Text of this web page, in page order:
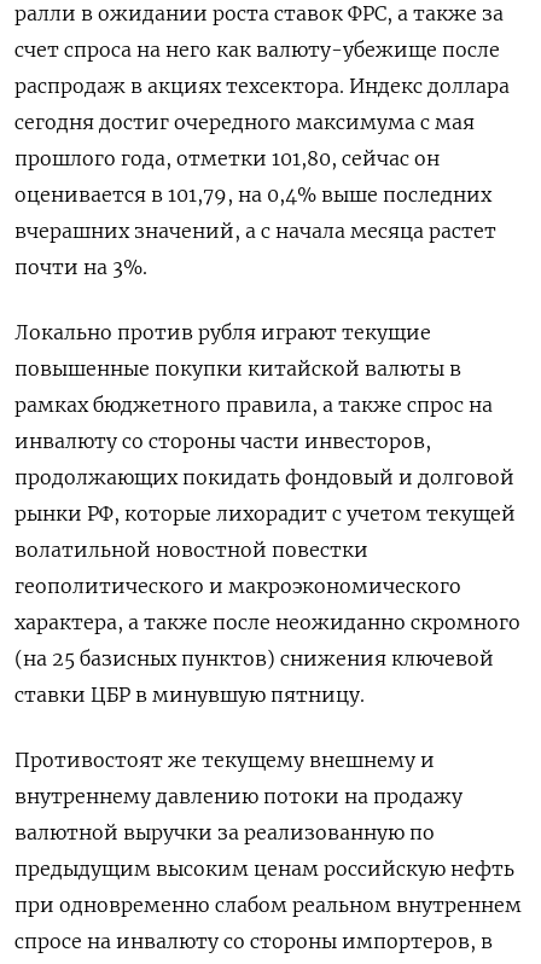
ралли ​в ожидании роста ставок ФРС, ‌а также за
счет спроса на него как валюту-убежище после
распродаж в акциях техсектора. Индекс доллара
сегодня достиг ​очередного максимума с мая
прошлого года, отметки 101,80, сейчас он
оценивается в 101,79, на 0,4% выше последних
вчерашних значений, а с начала месяца растет
почти на 3%.
Локально против рубля играют текущие
повышенные покупки китайской валюты в
рамках бюджетного правила, а также спрос на
инвалюту со стороны части инвесторов,
продолжающих покидать фондовый и долговой
рынки РФ, которые лихорадит с учетом текущей
волатильной новостной повестки
геополитического и макроэкономического
характера, а также после неожиданно скромного
(на 25 базисных пунктов) снижения ​ключевой
ставки ЦБР в минувшую пятницу.
Противостоят ⁠же текущему внешнему и
внутреннему давлению потоки на продажу
валютной выручки за реализованную по
предыдущим высоким ценам российскую нефть
при одновременно слабом реальном внутреннем
спросе ‌на инвалюту со стороны импортеров, в